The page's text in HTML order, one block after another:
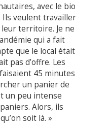
avec le bio
veulent travailler
territoire. Je ne
qui a fait
que le local était
pas d’offre. Les
45 minutes
un panier de
un peu intense
Alors, ils
soit là. »